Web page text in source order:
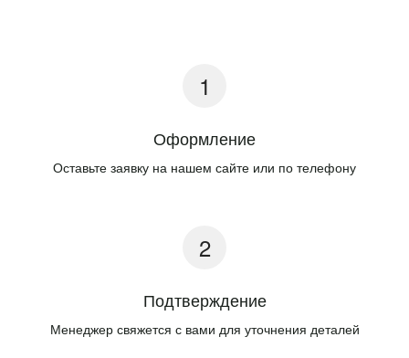
Оформление
Оставьте заявку на нашем сайте или по телефону
Подтверждение
Менеджер свяжется с вами для уточнения деталей